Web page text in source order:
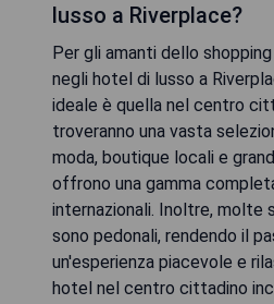
lusso a Riverplace?
Per gli amanti dello
negli hotel di lusso a
ideale è quella nel centro
troveranno una vasta
moda, boutique locali e
offrono una gamma
internazionali. Inoltre, molte
sono pedonali, rendendo il
un'esperienza piacevole e
hotel nel centro cittadino